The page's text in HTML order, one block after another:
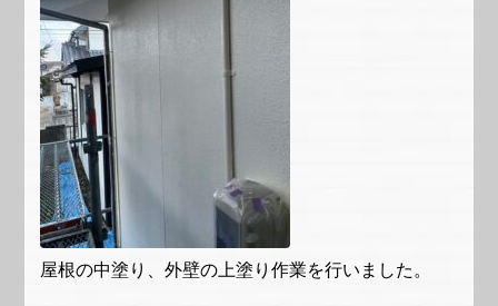
屋根の中塗り、外壁の上塗り作業を行いました。